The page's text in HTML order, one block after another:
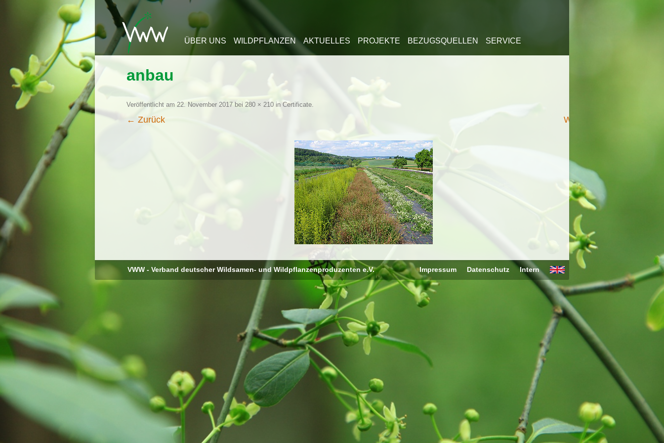
Zum Inhalt springen
ÜBER UNS WILDPFLANZEN AKTUELLES PROJEKTE BEZUGSQUELLEN SERVICE
anbau
Veröffentlicht am 22. November 2017 bei 280 × 210 in Certificate.
← Zurück Weiter →
VWW - Verband deutscher Wildsamen- und Wildpflanzenproduzenten e.V. Impressum Datenschutz Intern